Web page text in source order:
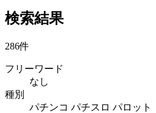
検索結果
286件
フリーワード
なし
種別
パチンコ パチスロ パロット